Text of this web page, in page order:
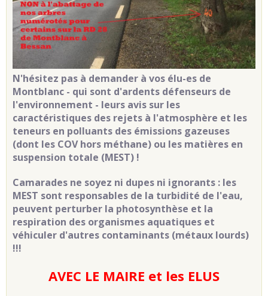
N'hésitez pas à demander à vos élu-es de
Montblanc - qui sont d'ardents défenseurs de
l'environnement - leurs avis sur les
caractéristiques des rejets à l'atmosphère et les
teneurs en polluants des émissions gazeuses
(dont les COV hors méthane) ou les matières en
suspension totale (MEST) !
Camarades ne soyez ni dupes ni ignorants : les
MEST sont responsables de la turbidité de l'eau,
peuvent perturber la photosynthèse et la
respiration des organismes aquatiques et
véhiculer d'autres contaminants (métaux lourds)
!!!
AVEC LE MAIRE et les ELUS